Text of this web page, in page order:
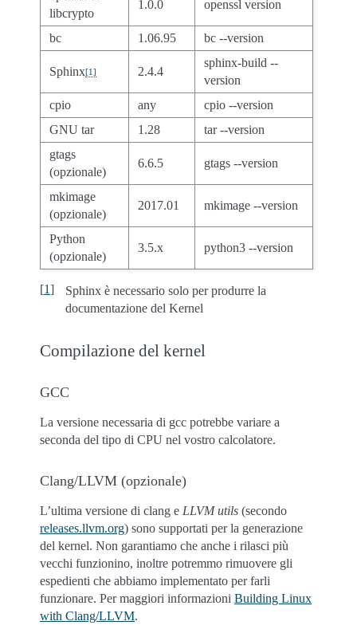
libcrypto
1.0.0 openssl version
bc 1.06.95 bc --version
Sphinx[1] 2.4.4
sphinx-build --
version
cpio
any
cpio --version
GNU tar
1.28
tar --version
gtags
(opzionale)
6.6.5 gtags --version
mkimage
(opzionale)
2017.01 mkimage --version
Python
(opzionale)
3.5.x python3 --version
[1]
Sphinx è necessario solo per produrre la
documentazione del Kernel
Compilazione del kernel
GCC
La versione necessaria di gcc potrebbe variare a
seconda del tipo di CPU nel vostro calcolatore.
Clang/LLVM (opzionale)
L’ultima versione di clang e LLVM utils (secondo
releases.llvm.org) sono supportati per la generazione
del kernel. Non garantiamo che anche i rilasci più
vecchi funzionino, inoltre potremmo rimuovere gli
espedienti che abbiamo implementato per farli
funzionare. Per maggiori informazioni Building Linux
with Clang/LLVM.